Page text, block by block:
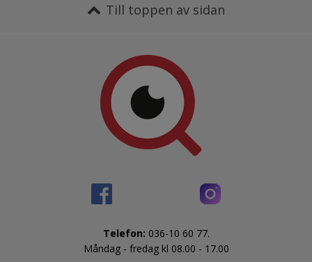
Till toppen av sidan
Telefon: 036-10 60 77.
Måndag - fredag kl 08.00 - 17.00